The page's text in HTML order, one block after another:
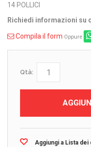
14 POLLICI
Richiedi informazioni su
Compila il form Oppure
Qtà:
Aggiungi a Lista